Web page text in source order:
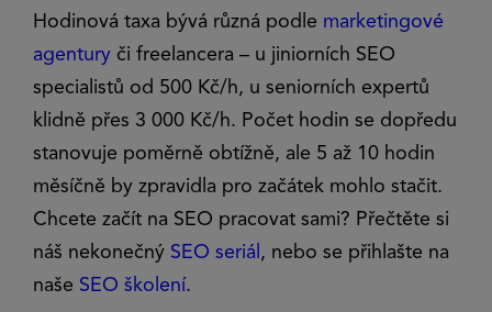
Hodinová taxa bývá různá podle marketingové
agentury či freelancera – u jiniorních SEO
specialistů od 500 Kč/h, u seniorních expertů
klidně přes 3 000 Kč/h. Počet hodin se dopředu
stanovuje poměrně obtížně, ale 5 až 10 hodin
měsíčně by zpravidla pro začátek mohlo stačit.
Chcete začít na SEO pracovat sami? Přečtěte si
náš nekonečný SEO seriál , nebo se přihlašte na
naše SEO školení.